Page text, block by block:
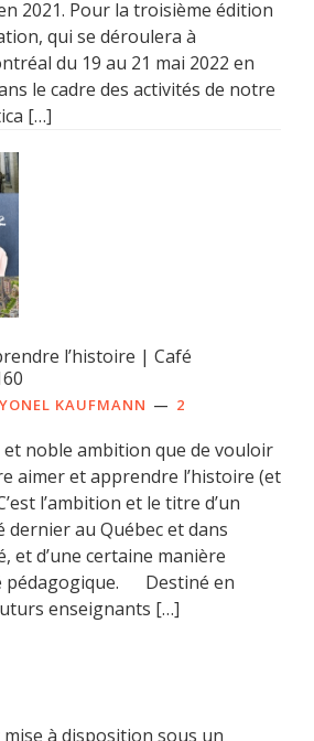
2021. Pour la troisième édition
qui se déroulera à
du 19 au 21 mai 2022 en
le cadre des activités de notre
[…]
l’histoire | Café
KAUFMANN
2
noble ambition que de vouloir
aimer et apprendre l’histoire (et
l’ambition et le titre d’un
dernier au Québec et dans
et d’une certaine manière
pédagogique. Destiné en
enseignants […]
à disposition sous un